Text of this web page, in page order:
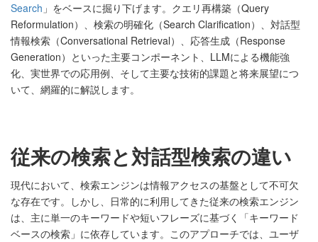
Search 」をベースに掘り下げます。クエリ再構築（Query
Reformulation）、検索の明確化（Search Clarification）、対話型
情報検索（Conversational Retrieval）、応答生成（Response
Generation）といった主要コンポーネント、LLMによる機能強
化、実世界での応用例、そして主要な技術的課題と将来展望につ
いて、網羅的に解説します。
従来の検索と対話型検索の違い
現代において、検索エンジンは情報アクセスの基盤として不可欠
な存在です。しかし、日常的に利用してきた従来の検索エンジン
は、主に単一のキーワードや短いフレーズに基づく「キーワード
ベースの検索」に依存しています。このアプローチでは、ユーザ